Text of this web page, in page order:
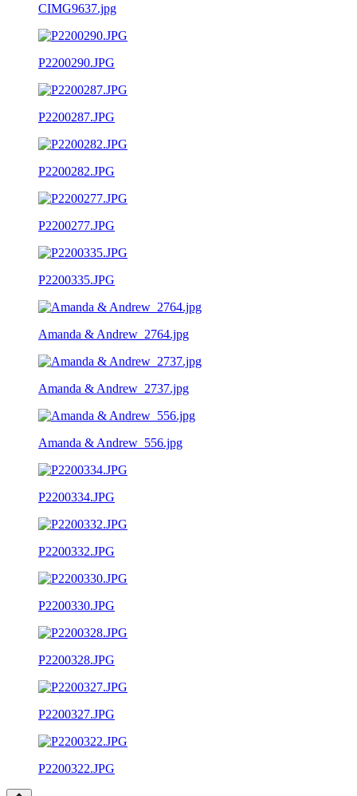
CIMG9637.jpg
P2200290.JPG
P2200287.JPG
P2200282.JPG
P2200277.JPG
P2200335.JPG
Amanda & Andrew_2764.jpg
Amanda & Andrew_2737.jpg
Amanda & Andrew_556.jpg
P2200334.JPG
P2200332.JPG
P2200330.JPG
P2200328.JPG
P2200327.JPG
P2200322.JPG